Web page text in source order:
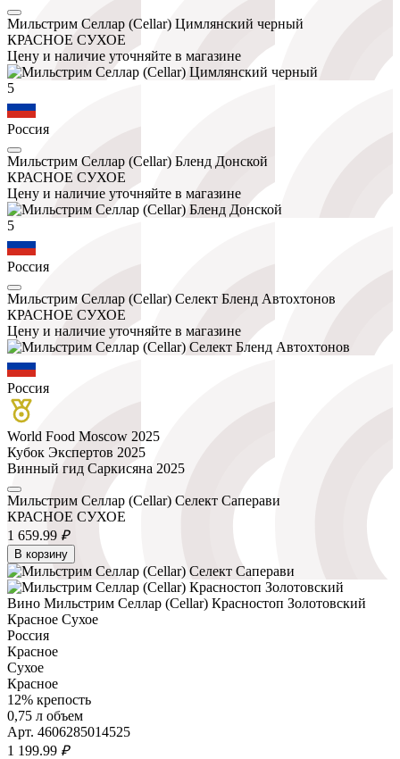
Мильстрим Селлар (Cellar) Цимлянский черный
КРАСНОЕ СУХОЕ
Цену и наличие уточняйте в магазине
5
Россия
Мильстрим Селлар (Cellar) Бленд Донской
КРАСНОЕ СУХОЕ
Цену и наличие уточняйте в магазине
5
Россия
Мильстрим Селлар (Cellar) Селект Бленд Автохтонов
КРАСНОЕ СУХОЕ
Цену и наличие уточняйте в магазине
Россия
World Food Moscow 2025
Кубок Экспертов 2025
Винный гид Саркисяна 2025
Мильстрим Селлар (Cellar) Селект Саперави
КРАСНОЕ СУХОЕ
1 659.99 ₽
В корзину
Вино Мильстрим Селлар (Cellar) Красностоп Золотовский
Красное Сухое
Россия
Красное
Сухое
Красное
12% крепость
0,75 л объем
Арт. 4606285014525
1 199.99 ₽